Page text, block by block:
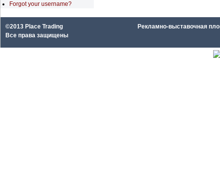
Forgot your username?
©2013 Place Trading
Все права защищены
Рекламно-выставочная